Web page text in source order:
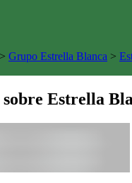
> Grupo Estrella Blanca >
sobre Estrella